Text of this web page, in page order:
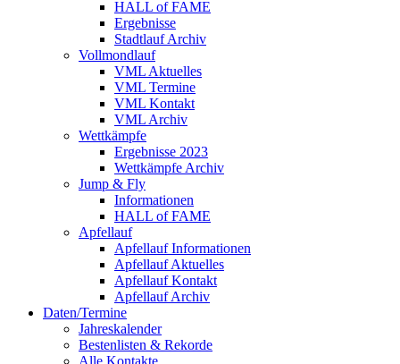
HALL of FAME
Ergebnisse
Stadtlauf Archiv
Vollmondlauf
VML Aktuelles
VML Termine
VML Kontakt
VML Archiv
Wettkämpfe
Ergebnisse 2023
Wettkämpfe Archiv
Jump & Fly
Informationen
HALL of FAME
Apfellauf
Apfellauf Informationen
Apfellauf Aktuelles
Apfellauf Kontakt
Apfellauf Archiv
Daten/Termine
Jahreskalender
Bestenlisten & Rekorde
Alle Kontakte